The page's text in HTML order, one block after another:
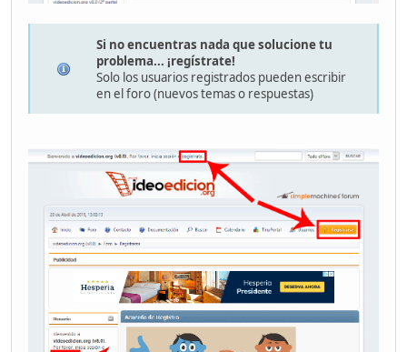
Si no encuentras nada que solucione tu
problema... ¡regístrate!
Solo los usuarios registrados pueden escribir
en el foro (nuevos temas o respuestas)